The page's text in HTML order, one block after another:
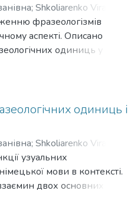
; Shkoliarenko Vira
фразеологізмів
аспекті. Описано
одиниць у
образів і цінностей
складу.
одиниць і
; Shkoliarenko Vira
узуальних
мови в контексті.
двох основних
до зміни